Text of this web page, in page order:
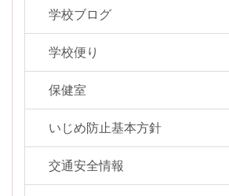
学校ブログ
学校便り
保健室
いじめ防止基本方針
交通安全情報